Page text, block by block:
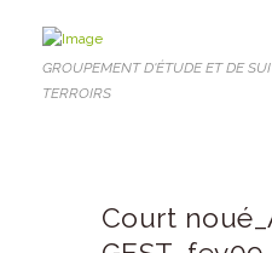
GROUPEMENT D'ÉTUDE ET DE
TERROIRS
Court